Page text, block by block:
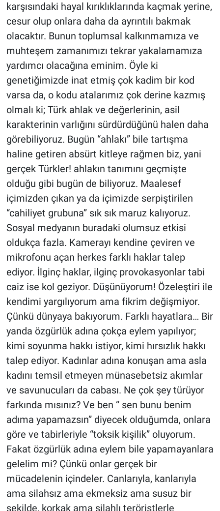
karşısındaki hayal kırıklıklarında kaçmak yerine,
cesur olup onlara daha da ayrıntılı bakmak
olacaktır. Bunun toplumsal kalkınmamıza ve
muhteşem zamanımızı tekrar yakalamamıza
yardımcı olacağına eminim. Öyle ki
genetiğimizde inat etmiş çok kadim bir kod
varsa da, o kodu atalarımız çok derine kazmış
olmalı ki; Türk ahlak ve değerlerinin, asil
karakterinin varlığını sürdürdüğünü halen daha
görebiliyoruz. Bugün “ahlakı” bile tartışma
haline getiren absürt kitleye rağmen biz, yani
gerçek Türkler! ahlakın tanımını geçmişte
olduğu gibi bugün de biliyoruz. Maalesef
içimizden çıkan ya da içimizde serpiştirilen
“cahiliyet grubuna” sık sık maruz kalıyoruz.
Sosyal medyanın buradaki olumsuz etkisi
oldukça fazla. Kamerayı kendine çeviren ve
mikrofonu açan herkes farklı haklar talep
ediyor. İlginç haklar, ilginç provokasyonlar tabi
caiz ise kol geziyor. Düşünüyorum! Özeleştiri ile
kendimi yargılıyorum ama fikrim değişmiyor.
Çünkü dünyaya bakıyorum. Farklı hayatlara… Bir
yanda özgürlük adına çokça eylem yapılıyor;
kimi soyunma hakkı istiyor, kimi hırsızlık hakkı
talep ediyor. Kadınlar adına konuşan ama asla
kadını temsil etmeyen münasebetsiz akımlar
ve savunucuları da cabası. Ne çok şey türüyor
farkında mısınız? Ve ben “ sen bunu benim
adıma yapamazsın” diyecek olduğumda, onlara
göre ve tabirleriyle “toksik kişilik” oluyorum.
Fakat özgürlük adına eylem bile yapamayanlara
gelelim mi? Çünkü onlar gerçek bir
mücadelenin içindeler. Canlarıyla, kanlarıyla
ama silahsız ama ekmeksiz ama susuz bir
şekilde, korkak ama silahlı teröristlerle